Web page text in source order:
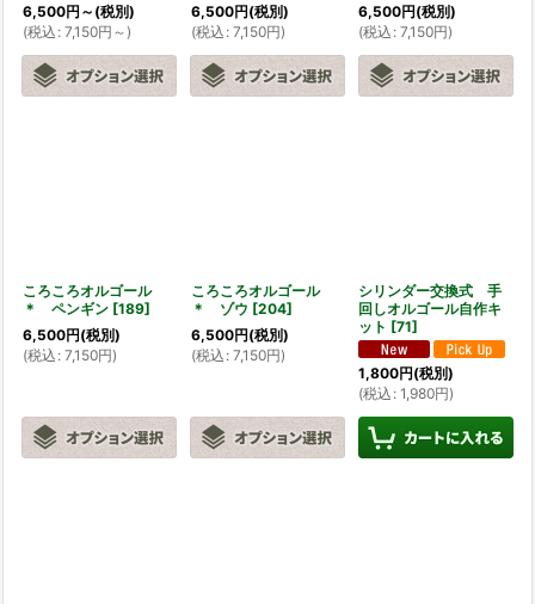
6,500円 ～ (税別)
(税込 : 7,150円 ～)
6,500円(税別)
(税込 : 7,150円)
6,500円(税別)
(税込 : 7,150円)
ころころオルゴール
＊ ペンギン [189]
6,500円(税別)
(税込 : 7,150円)
ころころオルゴール
＊ ゾウ [204]
6,500円(税別)
(税込 : 7,150円)
シリンダー交換式 手
回しオルゴール自作キ
ット [71]
1,800円(税別)
(税込 : 1,980円)